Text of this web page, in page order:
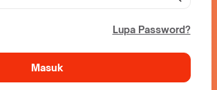
Lupa Password?
Masuk